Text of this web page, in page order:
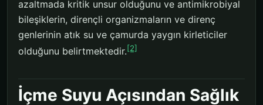
azaltmada kritik unsur olduğunu ve antimikrobiyal
bileşiklerin, dirençli organizmaların ve direnç
genlerinin atık su ve çamurda yaygın kirleticiler
olduğunu belirtmektedir.[2]
İçme Suyu Açısından Sağlık